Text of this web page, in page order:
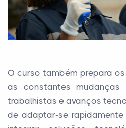
O curso também prepara
as constantes mudanças
trabalhistas e avanços
de adaptar-se